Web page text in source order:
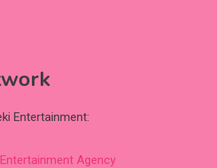
Entertainment:
Agency